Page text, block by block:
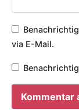
via E-Mail.